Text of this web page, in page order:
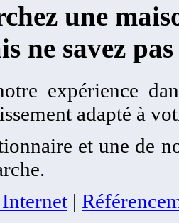
une
ne savez
expérience
adapté à
et une de
|